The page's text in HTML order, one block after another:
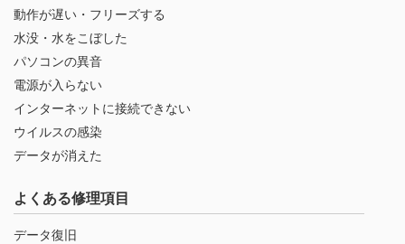
動作が遅い・フリーズする
水没・水をこぼした
パソコンの異音
電源が入らない
インターネットに接続できない
ウイルスの感染
データが消えた
よくある修理項目
データ復旧